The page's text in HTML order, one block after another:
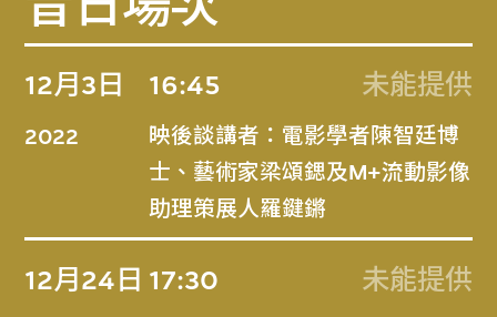
12月3日
2022
16:45 未能提供
映後談講者：電影學者陳智廷博
士、藝術家梁頌鍶及M+流動影像
助理策展人羅鍵鏘
12月24日 17:30 未能提供